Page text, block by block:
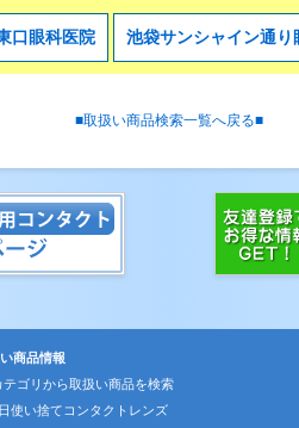
口眼科医院 池袋サンシャイン通り
■取扱い商品検索一覧へ戻る■
商品情報
テゴリから取扱い商品を検索
使い捨てコンタクトレンズ